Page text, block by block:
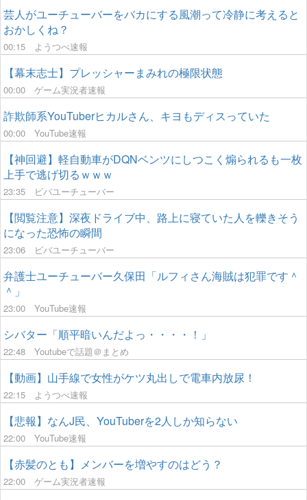
芸人がユーチューバーをバカにする風潮って冷静に考えると
おかしくね？
00:15 ようつべ速報
【幕末志士】プレッシャーまみれの極限状態
00:00 ゲーム実況者速報
詐欺師系YouTuberヒカルさん、キヨもディスっていた
00:00 YouTube速報
【神回避】軽自動車がDQNベンツにしつこく煽られるも一枚
上手で逃げ切るｗｗｗ
23:35 ビバユーチューバー
【閲覧注意】深夜ドライブ中、路上に寝ていた人を轢きそう
になった恐怖の瞬間
23:06 ビバユーチューバー
弁護士ユーチューバー久保田「ルフィさん海賊は犯罪です＾
＾」
23:00 YouTube速報
シバター「順平暗いんだよっ・・・・！」
22:48 Youtubeで話題＠まとめ
【動画】山手線で女性がケツ丸出しで電車内放尿！
22:15 ようつべ速報
【悲報】なんJ民、YouTuberを2人しか知らない
22:00 YouTube速報
【赤髪のとも】メンバーを増やすのはどう？
22:00 ゲーム実況者速報